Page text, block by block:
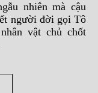
người đời gọi Tô
vật chủ chốt